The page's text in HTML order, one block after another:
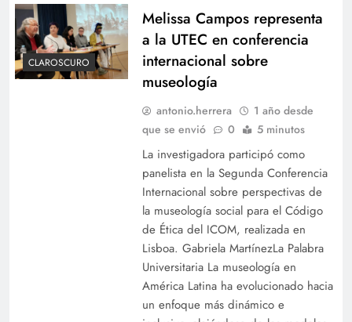
CLAROSCURO
Melissa Campos representa
a la UTEC en conferencia
internacional sobre
museología
antonio.herrera
1 año desde
que se envió
0 5 minutos
La investigadora participó como
panelista en la Segunda Conferencia
Internacional sobre perspectivas de
la museología social para el Código
de Ética del ICOM, realizada en
Lisboa. Gabriela MartínezLa Palabra
Universitaria La museología en
América Latina ha evolucionado hacia
un enfoque más dinámico e